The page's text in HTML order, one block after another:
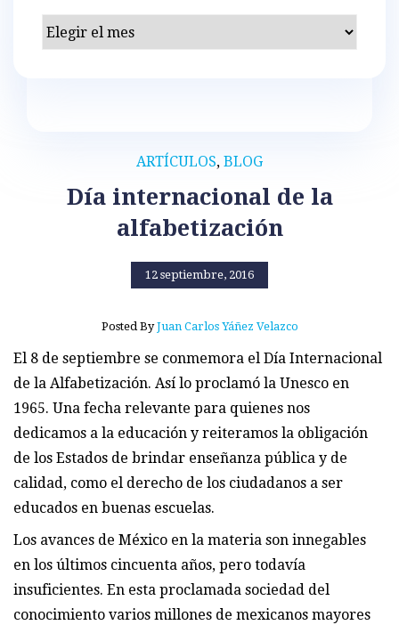
ARTÍCULOS, BLOG
Día internacional de la
alfabetización
12 septiembre, 2016
Posted ByJuan Carlos Yáñez Velazco
El 8 de septiembre se conmemora el Día Internacional
de la Alfabetización. Así lo proclamó la Unesco en
1965. Una fecha relevante para quienes nos
dedicamos a la educación y reiteramos la obligación
de los Estados de brindar enseñanza pública y de
calidad, como el derecho de los ciudadanos a ser
educados en buenas escuelas.
Los avances de México en la materia son innegables
en los últimos cincuenta años, pero todavía
insuficientes. En esta proclamada sociedad del
conocimiento varios millones de mexicanos mayores
Archivos